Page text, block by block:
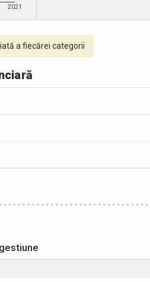
2021
a fiecărei categorii